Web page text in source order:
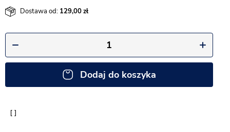
Dostawa od: 129,00
Dodaj do koszyka